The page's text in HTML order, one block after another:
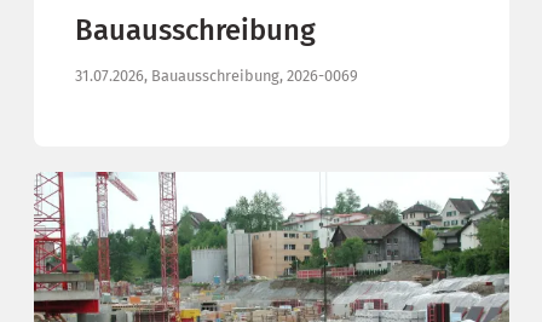
Bauausschreibung
31.07.2026, Bauausschreibung, 2026-0069